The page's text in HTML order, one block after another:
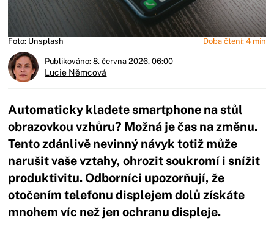
Foto: Unsplash Doba čtení: 4 min
Publikováno: 8. června 2026, 06:00
Lucie Němcová
Automaticky kladete smartphone na stůl
obrazovkou vzhůru? Možná je čas na změnu.
Tento zdánlivě nevinný návyk totiž může
narušit vaše vztahy, ohrozit soukromí i snížit
produktivitu. Odborníci upozorňují, že
otočením telefonu displejem dolů získáte
mnohem víc než jen ochranu displeje.